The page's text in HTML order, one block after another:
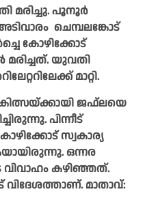
മരിച്ചു. പൂനൂർ
ചെമ്പലങ്കോട്
കോഴിക്കോട്
യുവതി
മാറ്റി.
ജഫ്‌ലയെ
പിന്നീട്
സ്വകാര്യ
ഒന്നര
കഴിഞ്ഞത്.
വിദേശത്താണ്. മാതാവ്: